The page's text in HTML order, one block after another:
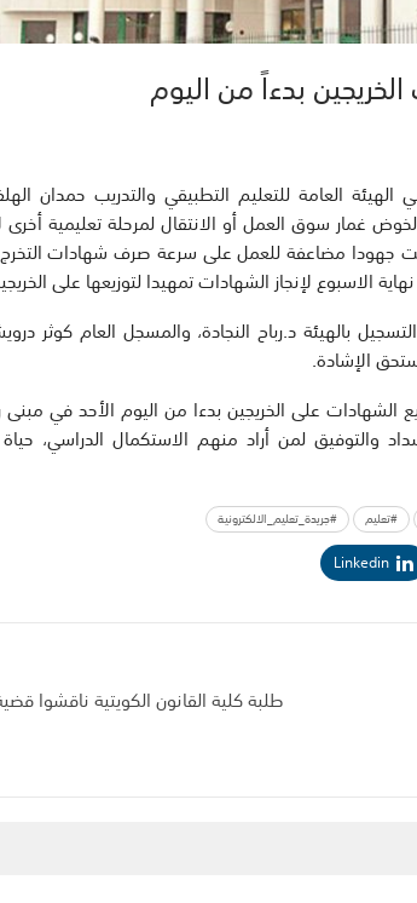
بدءاً من اليوم
العامة للتعليم التطبيقي والتدريب حمدان
غمار سوق العمل أو الانتقال لمرحلة تعليمية
جهودا مضاعفة للعمل على سرعة صرف شهادات
الاسبوع لإنجاز الشهادات تمهيدا لتوزيعها على
بالهيئة د.رباح النجادة، والمسجل العام كوثر
الإشادة.
والتوفيق لمن أراد منهم الاستكمال الدراسي،
#تعليم #جريدة_تعليم_الالكترونية
Linkedin
طلبة كلية القانون الكويتية ناقشوا